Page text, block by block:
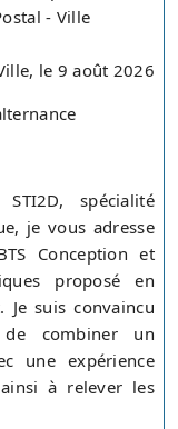
- Ville
le 9 août 2026
spécialité
je vous adresse
Conception et
proposé en
Je suis convaincu
combiner un
une expérience
à relever les